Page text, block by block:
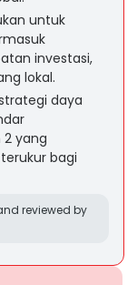
untuk
investasi,
lokal.
daya
2 yang
bagi
reviewed by